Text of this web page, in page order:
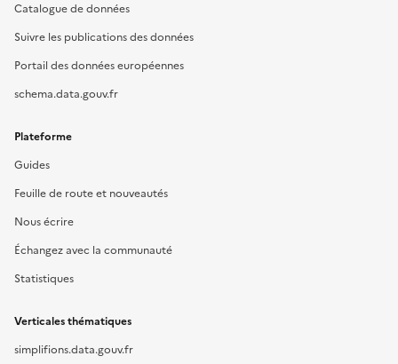
Catalogue de données
Suivre les publications des données
Portail des données européennes
schema.data.gouv.fr
Plateforme
Guides
Feuille de route et nouveautés
Nous écrire
Échangez avec la communauté
Statistiques
Verticales thématiques
simplifions.data.gouv.fr